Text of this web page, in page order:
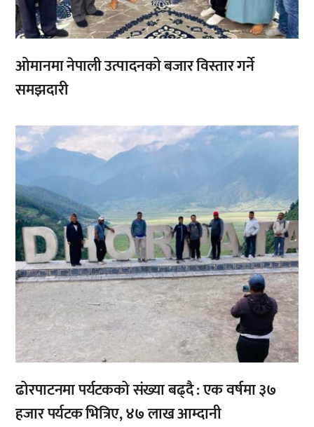
ओमानमा नेपाली उत्पादनको बजार विस्तार गर्ने
समझदारी
,,
ढोरपाटनमा पर्यटकको संख्या बढ्दै : एक वर्षमा ३७
हजार पर्यटक भित्रिए, ४७ लाख आम्दानी